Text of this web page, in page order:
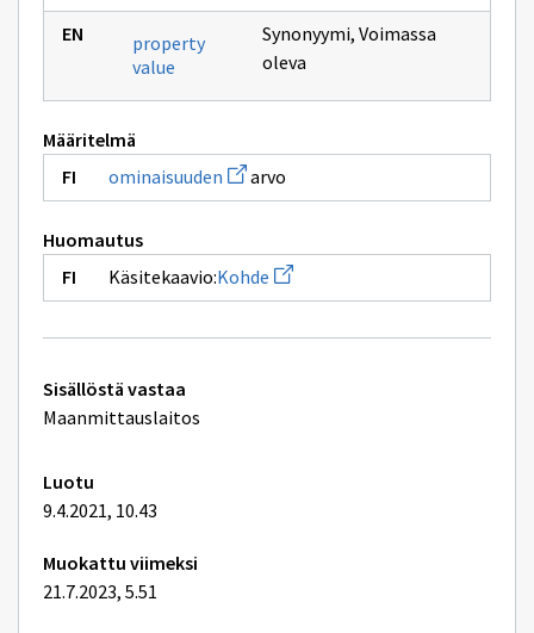
property
value
Synonyymi, Voimassa
oleva
Määritelmä
ominaisuuden Avaa
uuden
ikkunan
arvo
Huomautus
Käsitekaavio:Kohde Avaa
uuden
ikkunan
Tekniset
lisätiedot
Sisällöstä vastaa
Maanmittauslaitos
Luotu
9.4.2021, 10.43
Muokattu viimeksi
21.7.2023, 5.51